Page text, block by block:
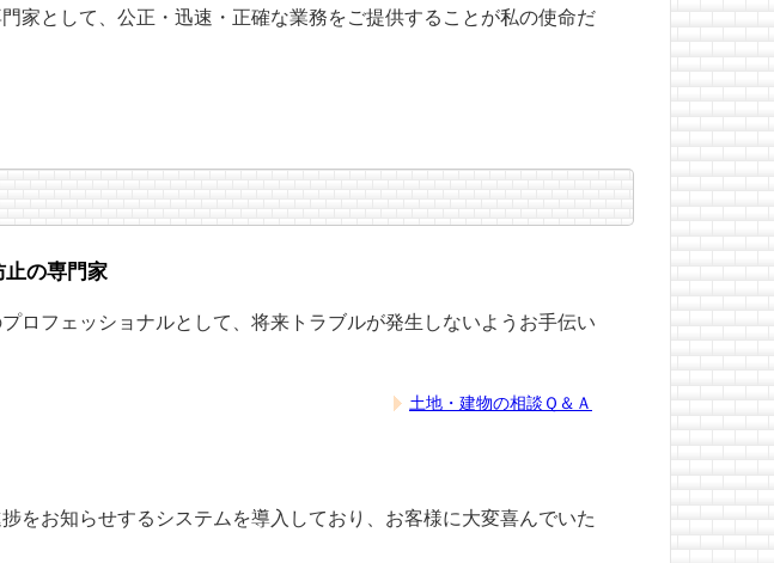
家として、公正・迅速・正確な業務をご提供することが私の使命だ
止の専門家
ロフェッショナルとして、将来トラブルが発生しないようお手伝い
土地・建物の相談Ｑ＆Ａ
をお知らせするシステムを導入しており、お客様に大変喜んでいた